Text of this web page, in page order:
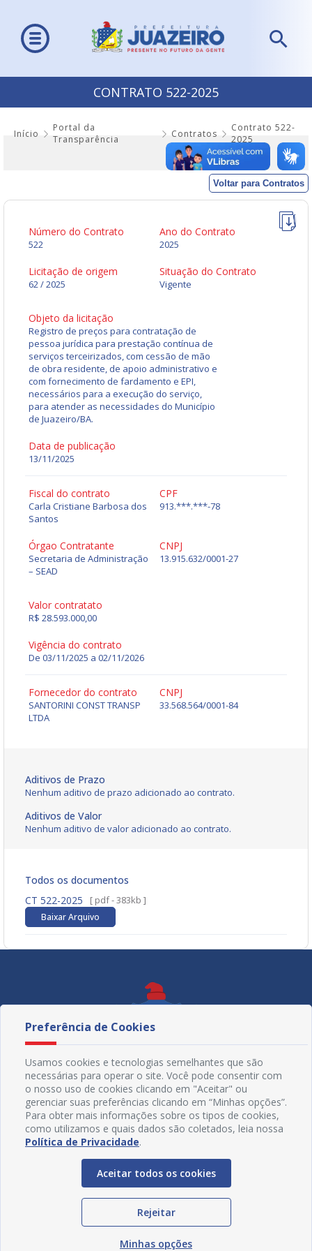
CONTRATO 522-2025
Início
Portal da
Transparência
Contratos
Contrato 522-
2025
Voltar para Contratos
Número do Contrato
522
Ano do Contrato
2025
Licitação de origem
62 / 2025
Situação do Contrato
Vigente
Objeto da licitação
Registro de preços para contratação de
pessoa jurídica para prestação contínua de
serviços terceirizados, com cessão de mão
de obra residente, de apoio administrativo e
com fornecimento de fardamento e EPI,
necessários para a execução do serviço,
para atender as necessidades do Município
de Juazeiro/BA.
Data de publicação
13/11/2025
Fiscal do contrato
Carla Cristiane Barbosa dos
Santos
CPF
913.***.***-78
Órgao Contratante
Secretaria de Administração
– SEAD
CNPJ
13.915.632/0001-27
Valor contratato
R$ 28.593.000,00
Vigência do contrato
De 03/11/2025 a 02/11/2026
Fornecedor do contrato
SANTORINI CONST TRANSP
LTDA
CNPJ
33.568.564/0001-84
Aditivos de Prazo
Nenhum aditivo de prazo adicionado ao contrato.
Aditivos de Valor
Nenhum aditivo de valor adicionado ao contrato.
Todos os documentos
CT 522-2025
[ pdf - 383kb ]
Baixar Arquivo
Preferência de Cookies
Usamos cookies e tecnologias semelhantes que são
necessárias para operar o site. Você pode consentir com
o nosso uso de cookies clicando em "Aceitar" ou
gerenciar suas preferências clicando em “Minhas opções”.
Para obter mais informações sobre os tipos de cookies,
como utilizamos e quais dados são coletados, leia nossa
Política de Privacidade.
Aceitar todos os cookies
Rejeitar
Minhas opções